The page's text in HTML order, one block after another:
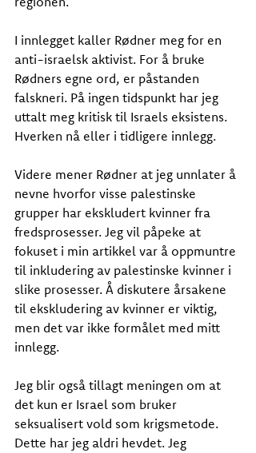
I innlegget kaller Rødner meg for en
anti-israelsk aktivist. For å bruke
Rødners egne ord, er påstanden
falskneri. På ingen tidspunkt har jeg
uttalt meg kritisk til Israels eksistens.
Hverken nå eller i tidligere innlegg.
Videre mener Rødner at jeg unnlater å
nevne hvorfor visse palestinske
grupper har ekskludert kvinner fra
fredsprosesser. Jeg vil påpeke at
fokuset i min artikkel var å oppmuntre
til inkludering av palestinske kvinner i
slike prosesser. Å diskutere årsakene
til ekskludering av kvinner er viktig,
men det var ikke formålet med mitt
innlegg.
Jeg blir også tillagt meningen om at
det kun er Israel som bruker
seksualisert vold som krigsmetode.
Dette har jeg aldri hevdet. Jeg